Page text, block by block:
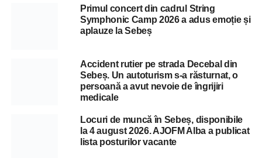
Primul concert din cadrul String
Symphonic Camp 2026 a adus emoție și
aplauze la Sebeș
Accident rutier pe strada Decebal din
Sebeș. Un autoturism s-a răsturnat, o
persoană a avut nevoie de îngrijiri
medicale
Locuri de muncă în Sebeș, disponibile
la 4 august 2026. AJOFM Alba a publicat
lista posturilor vacante